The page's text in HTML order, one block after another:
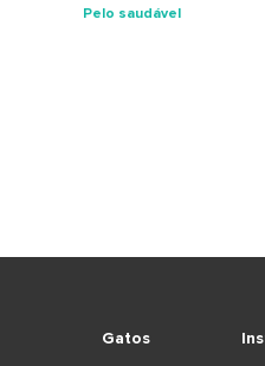
Pelo saudável
Gatos